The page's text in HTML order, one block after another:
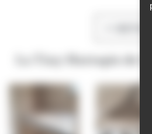
La Tiny Huttopie de